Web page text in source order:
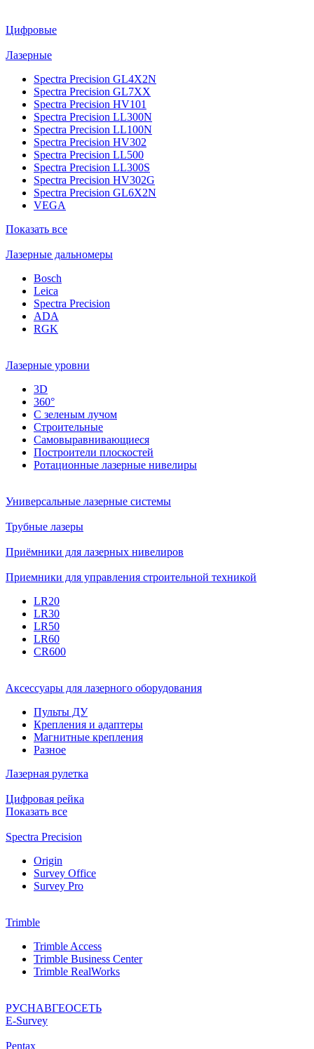
Цифровые
Лазерные
Spectra Precision GL4X2N
Spectra Precision GL7XX
Spectra Precision HV101
Spectra Precision LL300N
Spectra Precision LL100N
Spectra Precision HV302
Spectra Precision LL500
Spectra Precision LL300S
Spectra Precision HV302G
Spectra Precision GL6X2N
VEGA
Показать все
Лазерные дальномеры
Bosch
Leica
Spectra Precision
ADA
RGK
Лазерные уровни
3D
360°
С зеленым лучом
Строительные
Самовыравнивающиеся
Построители плоскостей
Ротационные лазерные нивелиры
Универсальные лазерные системы
Трубные лазеры
Приёмники для лазерных нивелиров
Приемники для управления строительной техникой
LR20
LR30
LR50
LR60
CR600
Аксессуары для лазерного оборудования
Пульты ДУ
Крепления и адаптеры
Магнитные крепления
Разное
Лазерная рулетка
Цифровая рейка
Показать все
Spectra Precision
Origin
Survey Office
Survey Pro
Trimble
Trimble Access
Trimble Business Center
Trimble RealWorks
РУСНАВГЕОСЕТЬ
Е-Survey
Pentax